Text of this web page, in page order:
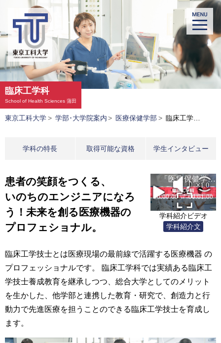
臨床工学科
School of Health Sciences 蒲田
東京工科大学> 学部･大学院案内 > 医療保健学部> 臨床工学科-臨床工学技士を目指す
学科の特長 取得可能な資格 学生インタビュー
患者の笑顔をつくる、
いのちのエンジニアになろ
う！ 未来を創る医療機器の
プロフェショナル。
学科紹介ビデオ
学科紹介文
臨床工学技士とは医療現場の最前線で活躍する医療機器 の
プロフェッショナルです。
臨床工学科では実績ある臨床工
学技士養成教育を継承しつつ、総合大学としてのメリット
を生かした、他学部と連携した教育・研究で、創造力と行
動力で先進医療を担うことのできる臨床工学技士を育成し
ます。